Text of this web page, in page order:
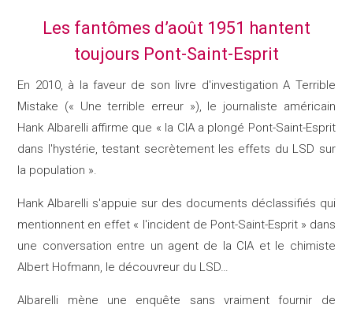
Les fantômes d’août 1951 hantent
toujours Pont-Saint-Esprit
En 2010, à la faveur de son livre d'investigation A Terrible
Mistake (« Une terrible erreur »), le journaliste américain
Hank Albarelli affirme que « la CIA a plongé Pont-Saint-Esprit
dans l'hystérie, testant secrètement les effets du LSD sur
la population ».
Hank Albarelli s'appuie sur des documents déclassifiés qui
mentionnent en effet « l'incident de Pont-Saint-Esprit » dans
une conversation entre un agent de la CIA et le chimiste
Albert Hofmann, le découvreur du LSD…
Albarelli mène une enquête sans vraiment fournir de